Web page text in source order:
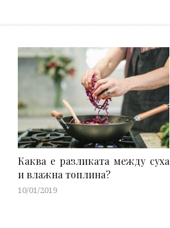
Каква е разликата между суха
и влажна топлина?
10/01/2019